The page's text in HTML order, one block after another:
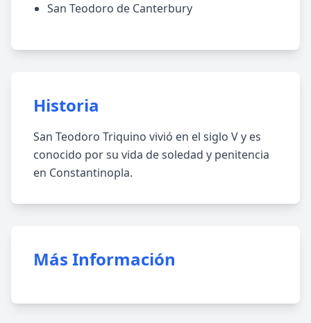
San Teodoro de Canterbury
Historia
San Teodoro Triquino vivió en el siglo V y es
conocido por su vida de soledad y penitencia
en Constantinopla.
Más Información